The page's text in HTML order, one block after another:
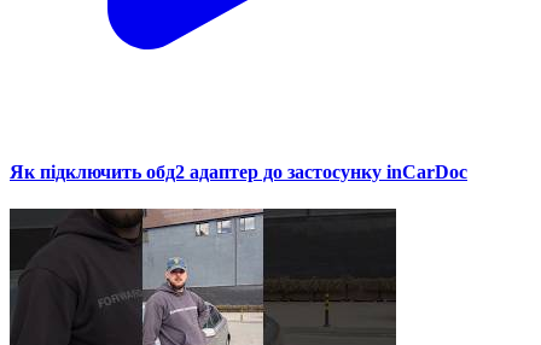
Як підключить обд2 адаптер до застосунку inCarDoc